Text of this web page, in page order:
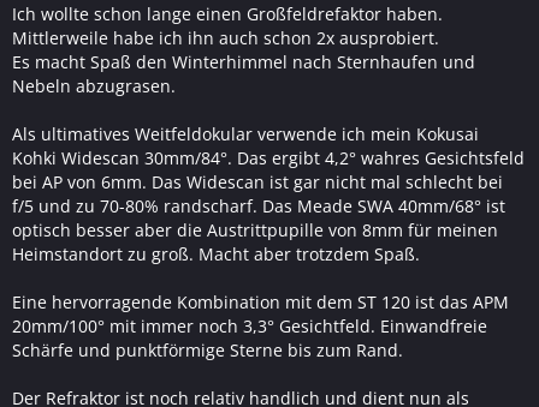
Ich wollte schon lange einen Großfeldrefaktor haben.
Mittlerweile habe ich ihn auch schon 2x ausprobiert.
Es macht Spaß den Winterhimmel nach Sternhaufen und
Nebeln abzugrasen.
Als ultimatives Weitfeldokular verwende ich mein Kokusai
Kohki Widescan 30mm/84°. Das ergibt 4,2° wahres Gesichtsfeld
bei AP von 6mm. Das Widescan ist gar nicht mal schlecht bei
f/5 und zu 70-80% randscharf. Das Meade SWA 40mm/68° ist
optisch besser aber die Austrittpupille von 8mm für meinen
Heimstandort zu groß. Macht aber trotzdem Spaß.
Eine hervorragende Kombination mit dem ST 120 ist das APM
20mm/100° mit immer noch 3,3° Gesichtfeld. Einwandfreie
Schärfe und punktförmige Sterne bis zum Rand.
Der Refraktor ist noch relativ handlich und dient nun als